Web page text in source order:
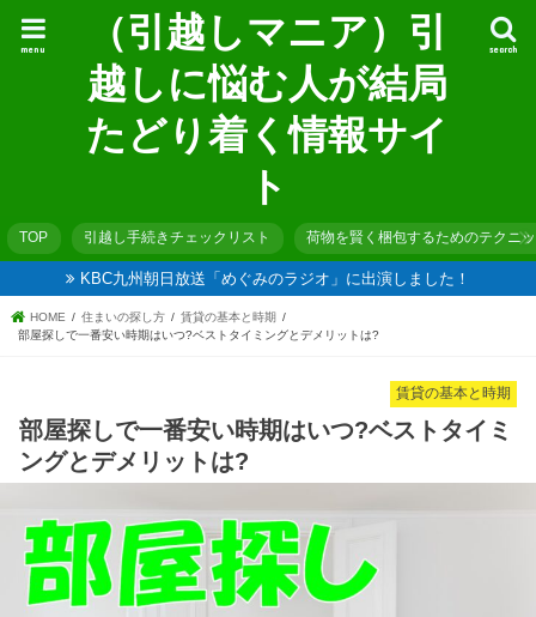
（引越しマニア）引
越しに悩む人が結局
たどり着く情報サイ
ト
search
menu
TOP 引越し手続きチェックリスト 荷物を賢く梱包するためのテクニ
KBC九州朝日放送「めぐみのラジオ」に出演しました！
HOME 住まいの探し方
賃貸の基本と時期
部屋探しで一番安い時期はいつ?ベストタイミングとデメリットは?
賃貸の基本と時期
部屋探しで一番安い時期はいつ?ベストタイミ
ングとデメリットは?